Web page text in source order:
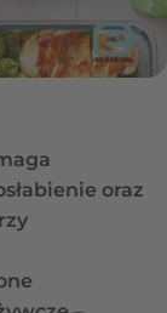
oraz